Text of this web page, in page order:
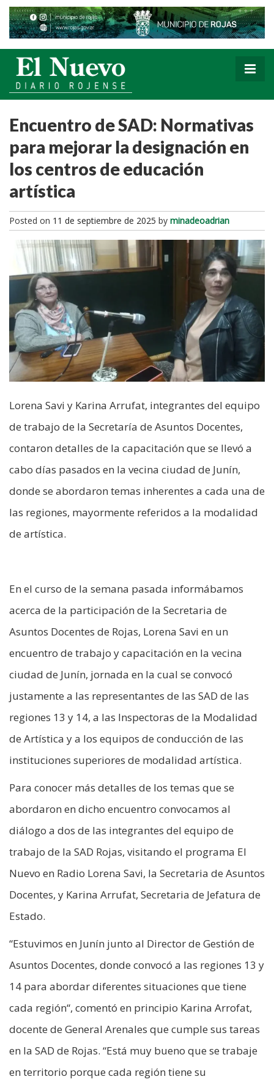
Encuentro de SAD: Normativas
para mejorar la designación en
los centros de educación
artística
Posted on 11 de septiembre de 2025 by minadeoadrian
Lorena Savi y Karina Arrufat, integrantes del equipo
de trabajo de la Secretaría de Asuntos Docentes,
contaron detalles de la capacitación que se llevó a
cabo días pasados en la vecina ciudad de Junín,
donde se abordaron temas inherentes a cada una de
las regiones, mayormente referidos a la modalidad
de artística.
En el curso de la semana pasada informábamos
acerca de la participación de la Secretaria de
Asuntos Docentes de Rojas, Lorena Savi en un
encuentro de trabajo y capacitación en la vecina
ciudad de Junín, jornada en la cual se convocó
justamente a las representantes de las SAD de las
regiones 13 y 14, a las Inspectoras de la Modalidad
de Artística y a los equipos de conducción de las
instituciones superiores de modalidad artística.
Para conocer más detalles de los temas que se
abordaron en dicho encuentro convocamos al
diálogo a dos de las integrantes del equipo de
trabajo de la SAD Rojas, visitando el programa El
Nuevo en Radio Lorena Savi, la Secretaria de Asuntos
Docentes, y Karina Arrufat, Secretaria de Jefatura de
Estado.
“Estuvimos en Junín junto al Director de Gestión de
Asuntos Docentes, donde convocó a las regiones 13 y
14 para abordar diferentes situaciones que tiene
cada región“, comentó en principio Karina Arrofat,
docente de General Arenales que cumple sus tareas
en la SAD de Rojas. “Está muy bueno que se trabaje
en territorio porque cada región tiene su